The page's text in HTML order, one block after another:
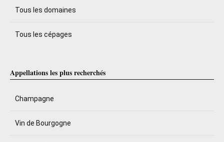
Tous les domaines
Tous les cépages
Appellations les plus recherchés
Champagne
Vin de Bourgogne